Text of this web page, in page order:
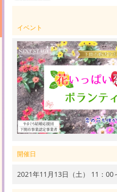
イベント
開催日
2021年11月13日（土） 11：00